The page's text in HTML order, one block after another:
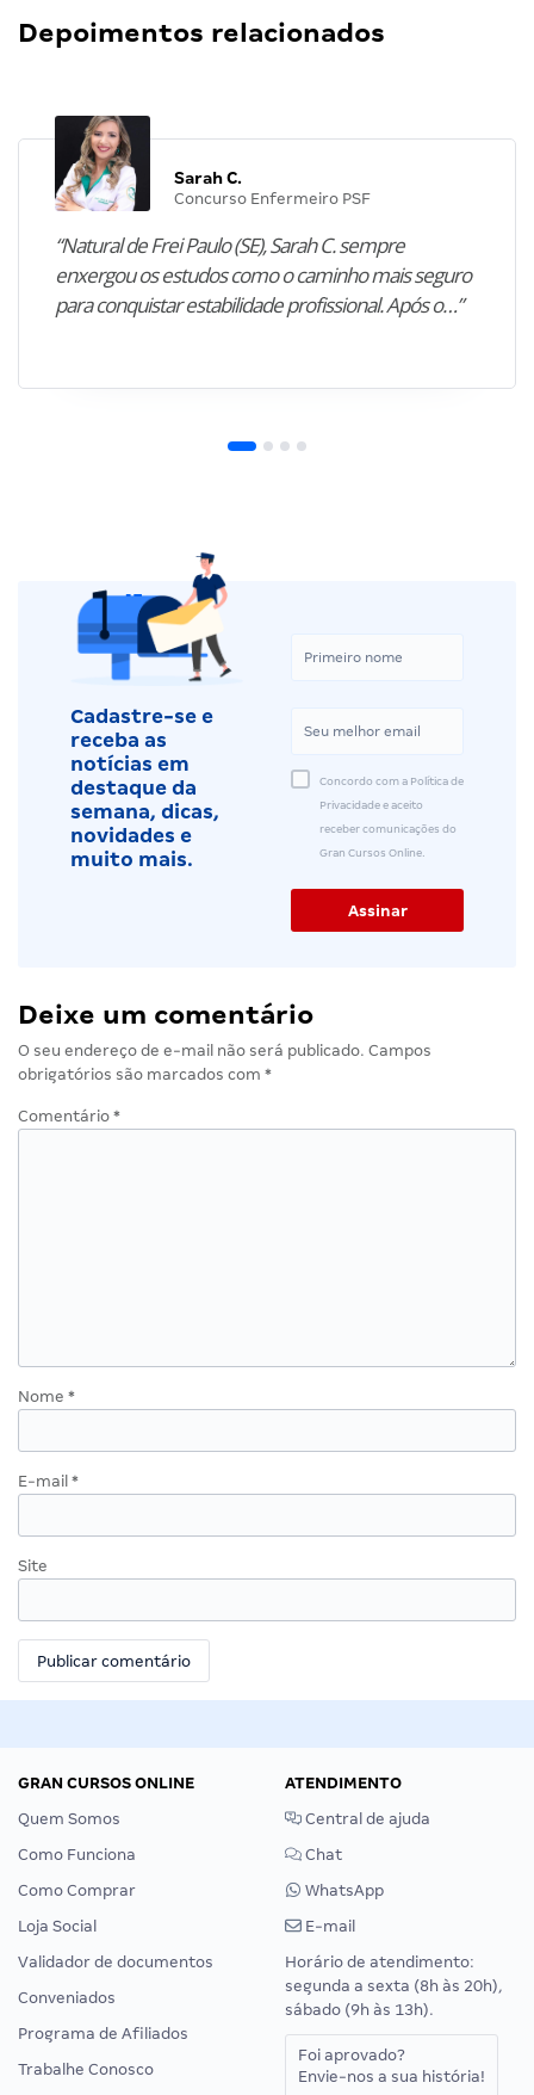
Depoimentos relacionados
Sarah C.
Concurso Enfermeiro PSF
“Natural de Frei Paulo (SE), Sarah C. sempre
enxergou os estudos como o caminho mais seguro
para conquistar estabilidade profissional. Após o…”
Cadastre-se e
receba as
notícias em
destaque da
semana, dicas,
novidades e
muito mais.
Concordo com a Política de
Privacidade e aceito
receber comunicações do
Gran Cursos Online.
Deixe um comentário
O seu endereço de e-mail não será publicado. Campos
obrigatórios são marcados com *
Comentário *
Nome *
E-mail *
Site
GRAN CURSOS ONLINE
Quem Somos
Como Funciona
Como Comprar
Loja Social
Validador de documentos
Conveniados
Programa de Afiliados
Trabalhe Conosco
ATENDIMENTO
Central de ajuda
Chat
WhatsApp
E-mail
Horário de atendimento:
segunda a sexta (8h às 20h),
sábado (9h às 13h).
Foi aprovado?
Envie-nos a sua história!